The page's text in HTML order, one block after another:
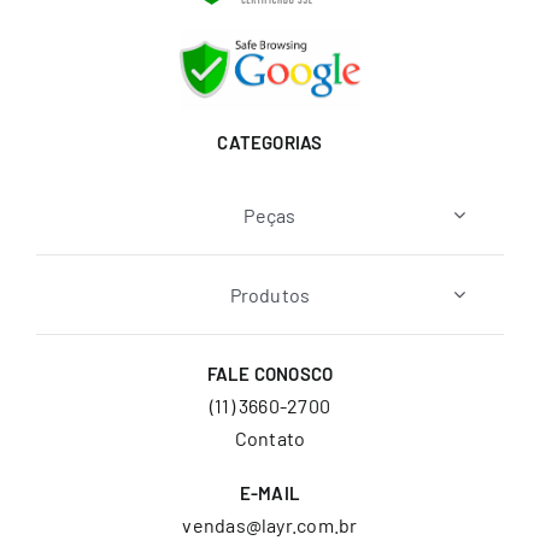
CATEGORIAS
Peças
Produtos
FALE CONOSCO
(11) 3660-2700
Contato
E-MAIL
vendas@layr.com.br